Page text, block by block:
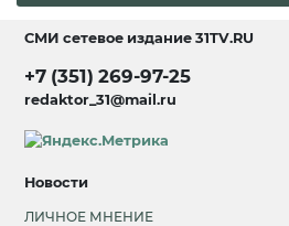
СМИ сетевое издание31TV.RU
+7 (351) 269-97-25
redaktor_31@mail.ru
Новости
ЛИЧНОЕ МНЕНИЕ